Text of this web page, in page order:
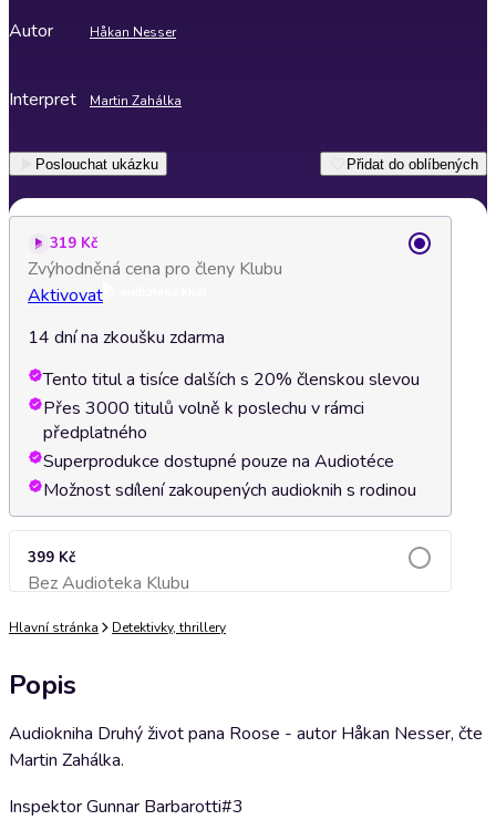
Autor Håkan Nesser
Interpret Martin Zahálka
Poslouchat ukázku Přidat do oblíbených
319 Kč
Zvýhodněná cena pro členy Klubu
Aktivovat
14 dní na zkoušku zdarma
Tento titul a tisíce dalších s 20% členskou slevou
Přes 3000 titulů volně k poslechu v rámci
předplatného
Superprodukce dostupné pouze na Audiotéce
Možnost sdílení zakoupených audioknih s rodinou
399 Kč
Bez Audioteka KlubuPřidat do košíku
Hlavní stránka Detektivky, thrillery
Popis
Audiokniha Druhý život pana Roose - autor Håkan Nesser, čte
Martin Zahálka.
Inspektor Gunnar Barbarotti#3